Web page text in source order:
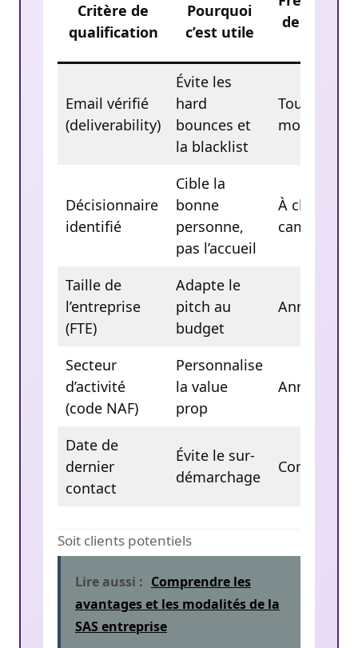
Critère de
qualification
Pourquoi
c’est utile
de mise à
Email vérifié
(deliverability)
Évite les
hard
bounces et
la blacklist
Tous les 3
mois
Décisionnaire
identifié
Cible la
bonne
personne,
pas l’accueil
À chaque
campagne
Taille de
l’entreprise
(FTE)
Adapte le
pitch au
budget
Annuelle
Secteur
d’activité
(code NAF)
Personnalise
la value
prop
Annuelle
Date de
dernier
contact
Évite le sur-
démarchage
Continue
Soit clients potentiels
Lire aussi : Comprendre les
avantages et les modalités de la
SAS entreprise